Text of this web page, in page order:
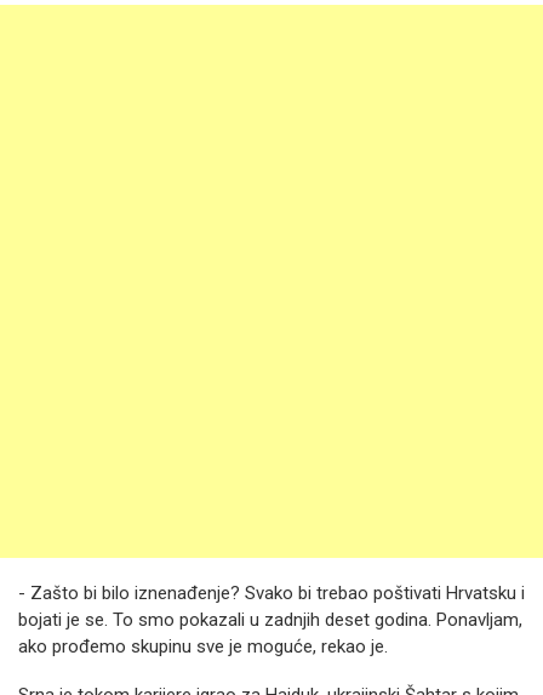
- Zašto bi bilo iznenađenje? Svako bi trebao poštivati Hrvatsku i
bojati je se. To smo pokazali u zadnjih deset godina. Ponavljam,
ako prođemo skupinu sve je moguće, rekao je.